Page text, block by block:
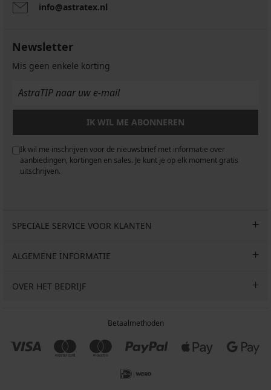
info@astratex.nl
Newsletter
Mis geen enkele korting
IK WIL ME ABONNEREN
Ik wil me inschrijven voor de nieuwsbrief met informatie over
aanbiedingen, kortingen en sales. Je kunt je op elk moment gratis
uitschrijven.
SPECIALE SERVICE VOOR KLANTEN
ALGEMENE INFORMATIE
OVER HET BEDRIJF
Betaalmethoden